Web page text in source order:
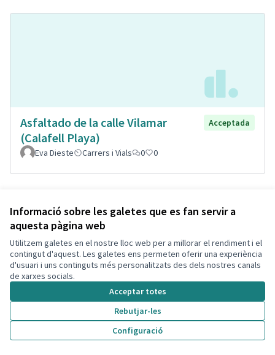
Informació sobre les galetes que es fan servir a
aquesta pàgina web
Utilitzem galetes en el nostre lloc web per a millorar el rendiment i el
contingut d'aquest. Les galetes ens permeten oferir una experiència
d'usuari i uns continguts més personalitzats des dels nostres canals
de xarxes socials.
Acceptar totes
Rebutjar-les
Configuració
Asfaltado de la calle Vilamar
(Calafell Playa)
Acceptada
Eva Dieste Carrers i Vials 0 0
Remodelació total de la plaça de
l'estació Segur, plaça de Lola
Boronat